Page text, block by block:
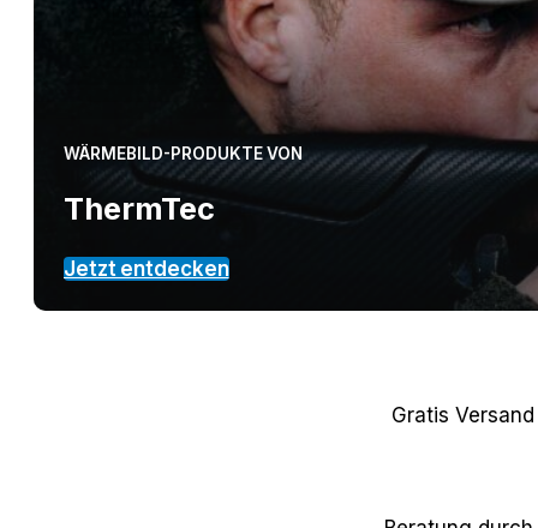
Wärmebildvorsatzgerät
Wärmebildzielfernrohr
WÄRMEBILD-PRODUKTE VON
ThermTec
Jetzt entdecken
Gratis